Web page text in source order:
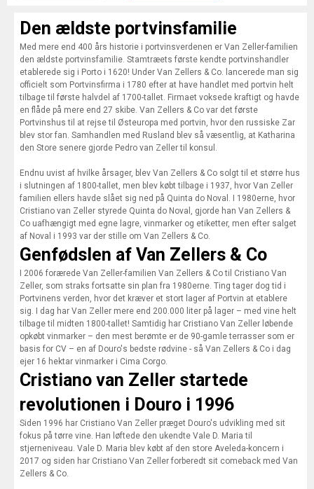
Den ældste portvinsfamilie
Med mere end 400 års historie i portvinsverdenen er Van Zeller-familien
den ældste portvinsfamilie. Stamtræets første kendte portvinshandler
etablerede sig i Porto i 1620! Under Van Zellers & Co. lancerede man sig
officielt som Portvinsfirma i 1780 efter at have handlet med portvin helt
tilbage til første halvdel af 1700-tallet. Firmaet voksede kraftigt og havde
en flåde på mere end 27 skibe. Van Zellers & Co var det første
Portvinshus til at rejse til Østeuropa med portvin, hvor den russiske Zar
blev stor fan. Samhandlen med Rusland blev så væsentlig, at Katharina
den Store senere gjorde Pedro van Zeller til konsul.
Endnu uvist af hvilke årsager, blev Van Zellers & Co solgt til et større hus
i slutningen af 1800-tallet, men blev købt tilbage i 1937, hvor Van Zeller
familien ellers havde slået sig ned på Quinta do Noval. I 1980erne, hvor
Cristiano van Zeller styrede Quinta do Noval, gjorde han Van Zellers &
Co uafhængigt med egne lagre, vinmarker og etiketter, men efter salget
af Noval i 1993 var der stille om Van Zellers & Co.
Genfødslen af Van Zellers & Co
I 2006 forærede Van Zeller-familien Van Zellers & Co til Cristiano Van
Zeller, som straks fortsatte sin plan fra 1980erne. Ting tager dog tid i
Portvinens verden, hvor det kræver et stort lager af Portvin at etablere
sig. I dag har Van Zeller mere end 200.000 liter på lager – med vine helt
tilbage til midten 1800-tallet! Samtidig har Cristiano Van Zeller løbende
opkøbt vinmarker – den mest berømte er de 90-gamle terrasser som er
basis for CV – en af Douro's bedste rødvine - så Van Zellers & Co i dag
ejer 16 hektar vinmarker i Cima Corgo.
Cristiano van Zeller startede
revolutionen i Douro i 1996
Siden 1996 har Cristiano Van Zeller præget Douro's udvikling med sit
fokus på tørre vine. Han løftede den ukendte Vale D. Maria til
stjerneniveau. Vale D. Maria blev købt af den store Aveleda-koncern i
2017 og siden har Cristiano Van Zeller forberedt sit comeback med Van
Zellers & Co.